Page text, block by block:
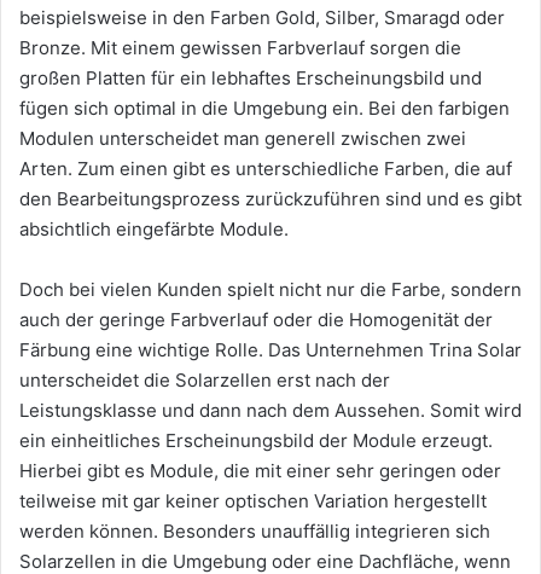
beispielsweise in den Farben Gold, Silber, Smaragd oder
Bronze. Mit einem gewissen Farbverlauf sorgen die
großen Platten für ein lebhaftes Erscheinungsbild und
fügen sich optimal in die Umgebung ein. Bei den farbigen
Modulen unterscheidet man generell zwischen zwei
Arten. Zum einen gibt es unterschiedliche Farben, die auf
den Bearbeitungsprozess zurückzuführen sind und es gibt
absichtlich eingefärbte Module.
Doch bei vielen Kunden spielt nicht nur die Farbe, sondern
auch der geringe Farbverlauf oder die Homogenität der
Färbung eine wichtige Rolle. Das Unternehmen Trina Solar
unterscheidet die Solarzellen erst nach der
Leistungsklasse und dann nach dem Aussehen. Somit wird
ein einheitliches Erscheinungsbild der Module erzeugt.
Hierbei gibt es Module, die mit einer sehr geringen oder
teilweise mit gar keiner optischen Variation hergestellt
werden können. Besonders unauffällig integrieren sich
Solarzellen in die Umgebung oder eine Dachfläche, wenn